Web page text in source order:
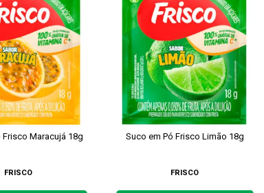
Frisco Maracujá 18g
FRISCO
Suco em Pó Frisco Limão 18g
FRISCO